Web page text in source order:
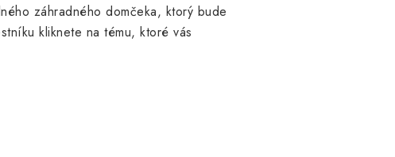
záhradného domčeka, ktorý bude
kliknete na tému, ktoré vás